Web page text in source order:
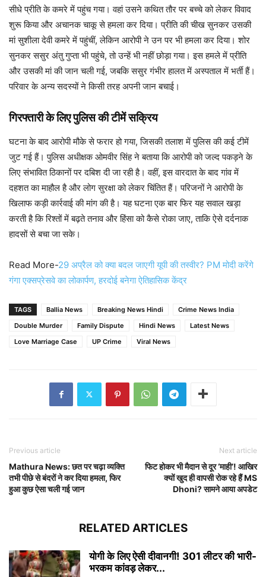
सीधे प्रीति के कमरे में पहुंच गया। वहां उसने कथित तौर पर बच्चे को लेकर विवाद
शुरू किया और अचानक चाकू से हमला कर दिया। प्रीति की चीख सुनकर उसकी
मां सुशीला देवी कमरे में पहुंचीं, लेकिन आरोपी ने उन पर भी हमला कर दिया। शोर
सुनकर ससुर अंतु गुप्ता भी पहुंचे, तो उन्हें भी नहीं छोड़ा गया। इस हमले में प्रीति
और उसकी मां की जान चली गई, जबकि ससुर गंभीर हालत में अस्पताल में भर्ती हैं।
परिवार के अन्य सदस्यों ने किसी तरह अपनी जान बचाई।
गिरफ्तारी के लिए पुलिस की टीमें सक्रिय
घटना के बाद आरोपी मौके से फरार हो गया, जिसकी तलाश में पुलिस की कई टीमें
जुट गई हैं। पुलिस अधीक्षक ओमवीर सिंह ने बताया कि आरोपी को जल्द पकड़ने के
लिए संभावित ठिकानों पर दबिश दी जा रही है। वहीं, इस वारदात के बाद गांव में
दहशत का माहौल है और लोग सुरक्षा को लेकर चिंतित हैं। परिजनों ने आरोपी के
खिलाफ कड़ी कार्रवाई की मांग की है। यह घटना एक बार फिर यह सवाल खड़ा
करती है कि रिश्तों में बढ़ते तनाव और हिंसा को कैसे रोका जाए, ताकि ऐसे दर्दनाक
हादसों से बचा जा सके।
Read More-29 अप्रैल को क्या बदल जाएगी यूपी की तस्वीर? PM मोदी करेंगे
गंगा एक्सप्रेसवे का लोकार्पण, हरदोई बनेगा ऐतिहासिक केंद्र
TAGS Ballia News Breaking News Hindi
Crime News India
Double Murder
Family Dispute Hindi News
Latest News
Love Marriage Case
UP Crime Viral News
Previous article
Mathura News: छत पर चढ़ा व्यक्ति
तभी पीछे से बंदरों ने कर दिया हमला, फिर
हुआ कुछ ऐसा चली गई जान
Next article
फिट होकर भी मैदान से दूर ‘माही’! आखिर
क्यों खुद ही वापसी रोक रहे हैं MS
Dhoni? सामने आया अपडेट
RELATED ARTICLES
योगी के लिए ऐसी दीवानगी! 301 लीटर की भारी-
भरकम कांवड़ लेकर...